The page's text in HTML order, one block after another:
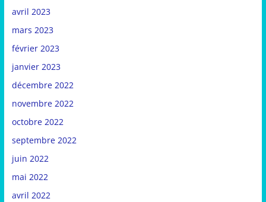
avril 2023
mars 2023
février 2023
janvier 2023
décembre 2022
novembre 2022
octobre 2022
septembre 2022
juin 2022
mai 2022
avril 2022